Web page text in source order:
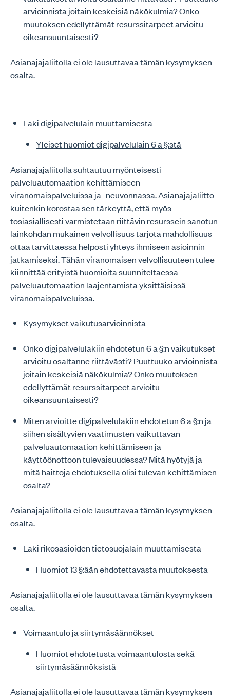
arvioinnista joitain keskeisiä näkökulmia? Onko
muutoksen edellyttämät resurssitarpeet arvioitu
oikeansuuntaisesti?
Asianajajaliitolla ei ole lausuttavaa tämän kysymyksen
osalta.
Laki digipalvelulain muuttamisesta
Yleiset huomiot digipalvelulain 6 a §:stä
Asianajajaliitolla suhtautuu myönteisesti
palveluautomaation kehittämiseen
viranomaispalveluissa ja -neuvonnassa. Asianajajaliitto
kuitenkin korostaa sen tärkeyttä, että myös
tosiasiallisesti varmistetaan riittävin resurssein sanotun
lainkohdan mukainen velvollisuus tarjota mahdollisuus
ottaa tarvittaessa helposti yhteys ihmiseen asioinnin
jatkamiseksi. Tähän viranomaisen velvollisuuteen tulee
kiinnittää erityistä huomioita suunniteltaessa
palveluautomaation laajentamista yksittäisissä
viranomaispalveluissa.
Kysymykset vaikutusarvioinnista
Onko digipalvelulakiin ehdotetun 6 a §:n vaikutukset
arvioitu osaltanne riittävästi? Puuttuuko arvioinnista
joitain keskeisiä näkökulmia? Onko muutoksen
edellyttämät resurssitarpeet arvioitu
oikeansuuntaisesti?
Miten arvioitte digipalvelulakiin ehdotetun 6 a §:n ja
siihen sisältyvien vaatimusten vaikuttavan
palveluautomaation kehittämiseen ja
käyttöönottoon tulevaisuudessa? Mitä hyötyjä ja
mitä haittoja ehdotuksella olisi tulevan kehittämisen
osalta?
Asianajajaliitolla ei ole lausuttavaa tämän kysymyksen
osalta.
Laki rikosasioiden tietosuojalain muuttamisesta
Huomiot 13 §:ään ehdotettavasta muutoksesta
Asianajajaliitolla ei ole lausuttavaa tämän kysymyksen
osalta.
Voimaantulo ja siirtymäsäännökset
Huomiot ehdotetusta voimaantulosta sekä
siirtymäsäännöksistä
Asianajajaliitolla ei ole lausuttavaa tämän kysymyksen